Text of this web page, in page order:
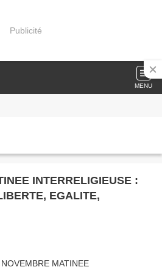
Publicité
MENU
INTERRELIGIEUSE :
EGALITE,